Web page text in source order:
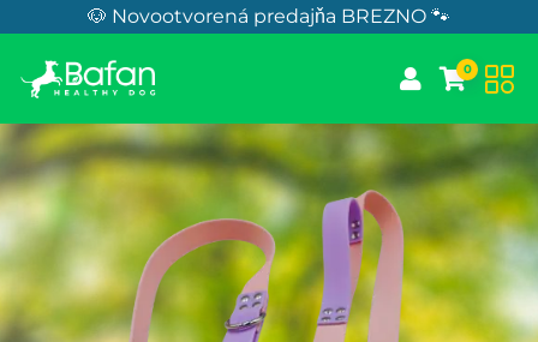
Skip to Content🐶 Novootvorená predajňa BREZNO 🐾
0